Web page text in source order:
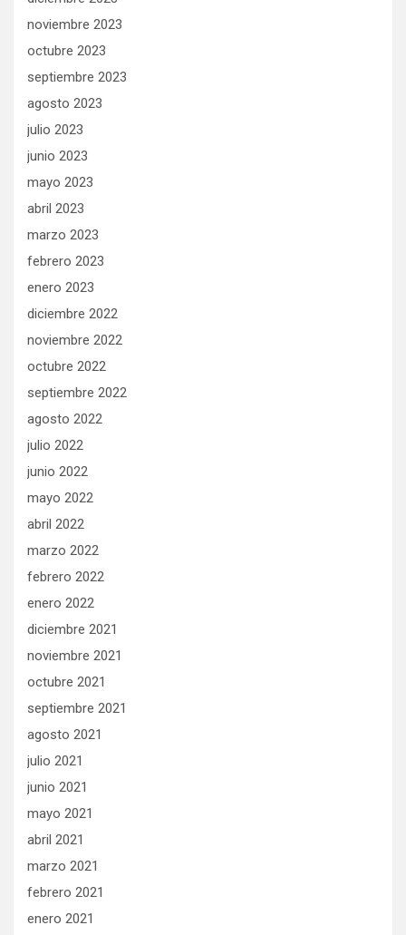
noviembre 2023
octubre 2023
septiembre 2023
agosto 2023
julio 2023
junio 2023
mayo 2023
abril 2023
marzo 2023
febrero 2023
enero 2023
diciembre 2022
noviembre 2022
octubre 2022
septiembre 2022
agosto 2022
julio 2022
junio 2022
mayo 2022
abril 2022
marzo 2022
febrero 2022
enero 2022
diciembre 2021
noviembre 2021
octubre 2021
septiembre 2021
agosto 2021
julio 2021
junio 2021
mayo 2021
abril 2021
marzo 2021
febrero 2021
enero 2021